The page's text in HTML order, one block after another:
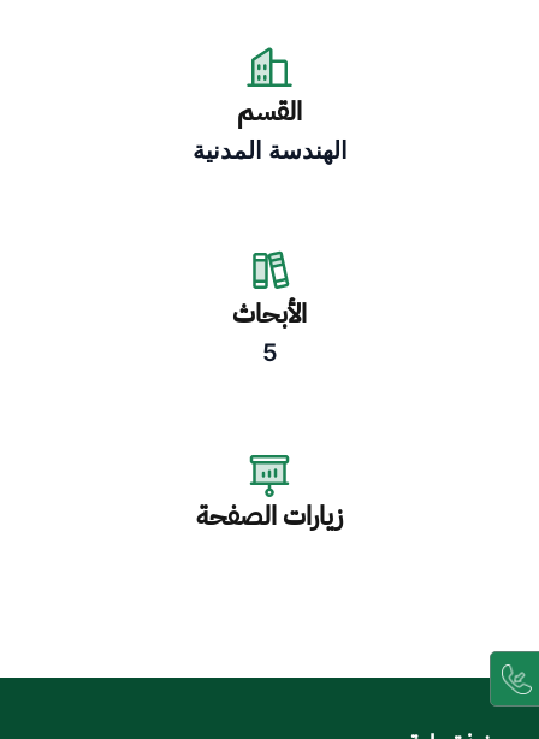
القسم
الهندسة المدنية
الأبحاث
5
زيارات الصفحة